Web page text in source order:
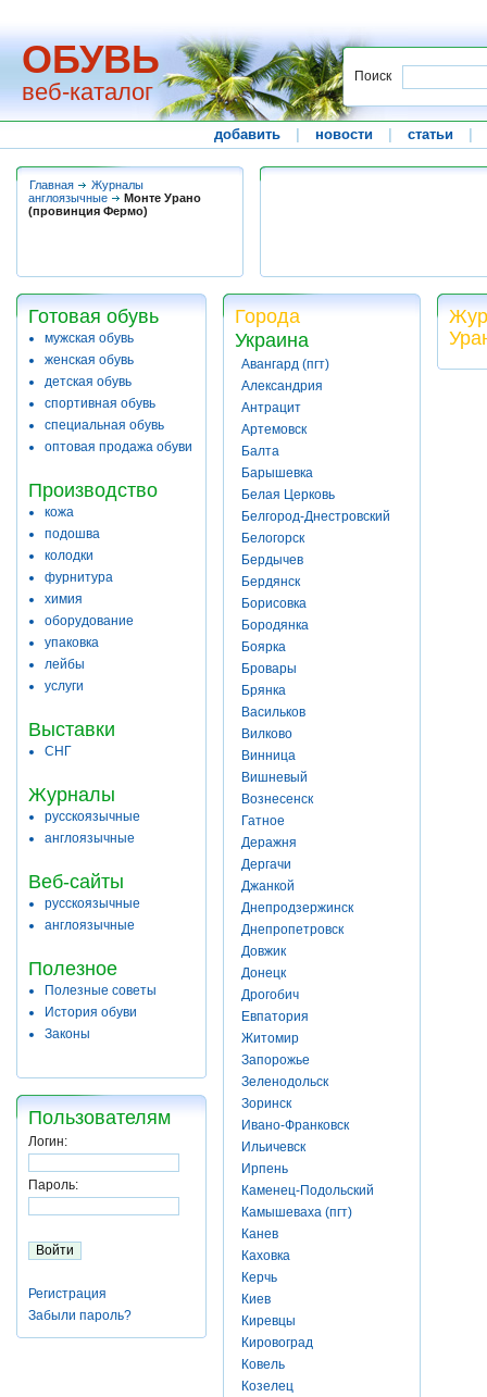
ОБУВЬ
веб-каталог
Поиск
добавить новости статьи
Главная
Журналы
англоязычные
Монте Урано
(провинция Фермо)
Готовая обувь
мужская обувь
женская обувь
детская обувь
спортивная обувь
специальная обувь
оптовая продажа обуви
Производство
кожа
подошва
колодки
фурнитура
химия
оборудование
упаковка
лейбы
услуги
Выставки
СНГ
Журналы
русскоязычные
англоязычные
Веб-сайты
русскоязычные
англоязычные
Полезное
Полезные советы
История обуви
Законы
Пользователям
Логин:
Пароль:
Регистрация
Забыли пароль?
Города
Украина
Авангард (пгт)
Александрия
Антрацит
Артемовск
Балта
Барышевка
Белая Церковь
Белгород-Днестровский
Белогорск
Бердычев
Бердянск
Борисовка
Бородянка
Боярка
Бровары
Брянка
Васильков
Вилково
Винница
Вишневый
Вознесенск
Гатное
Деражня
Дергачи
Джанкой
Днепродзержинск
Днепропетровск
Довжик
Донецк
Дрогобич
Евпатория
Житомир
Запорожье
Зеленодольск
Зоринск
Ивано-Франковск
Ильичевск
Ирпень
Каменец-Подольский
Камышеваха (пгт)
Канев
Каховка
Керчь
Киев
Киревцы
Кировоград
Ковель
Козелец